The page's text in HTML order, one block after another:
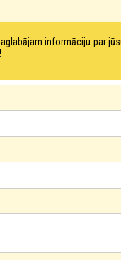
informāciju par